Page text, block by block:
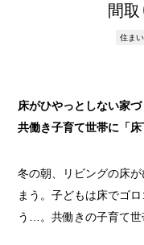
間
住ま
床がひやっとしない家づ
共働き子育て世帯に「
冬の朝、リビングの床
まう。子どもは床でゴ
う…。共働きの子育て世